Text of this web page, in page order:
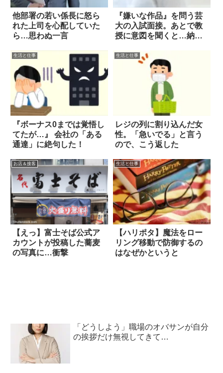
他部署の若い係長に怒ら
れた上司を心配していた
ら…思わぬ一言
『嫌いな作品』を問う芸
大の入試面接。あとで教
授に意図を聞くと…納
生活と仕事
『ボーナス0までは覚悟し
てたが…』 会社の「ある
通達」に絶句した！
生活と仕事
レジの列に割り込んだ女
性。「急いでる」と言う
ので、こう返した
お店＆接客
【えっ】富士そば公式ア
カウントが投稿した蕎麦
の写真に…衝撃
生活と仕事
【ハリポタ】魔法をロー
リング移動で防御するの
はなぜかというと
「どうしよう」職場のオバサンが自分
の挨拶だけ無視してきて…